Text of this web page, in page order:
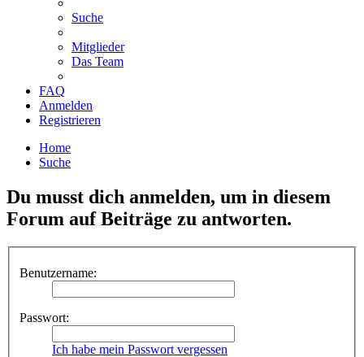
Suche
Mitglieder
Das Team
FAQ
Anmelden
Registrieren
Home
Suche
Du musst dich anmelden, um in diesem
Forum auf Beiträge zu antworten.
Benutzername:
Passwort:
Ich habe mein Passwort vergessen